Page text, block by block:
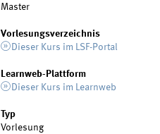
Master
Vorlesungsverzeichnis
Dieser Kurs im LSF-Portal
Learnweb-Plattform
Dieser Kurs im Learnweb
Typ
Vorlesung